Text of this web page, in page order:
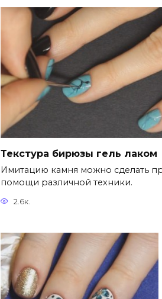
Текстура бирюзы гель лаком
Имитацию камня можно сделать
помощи различной техники.
2.6к.